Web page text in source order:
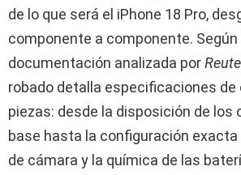
de lo que será el iPhone 18 Pro,
componente a componente. Según
documentación analizada por
robado detalla especificaciones de
piezas: desde la disposición de los
base hasta la configuración
de cámara y la química de las